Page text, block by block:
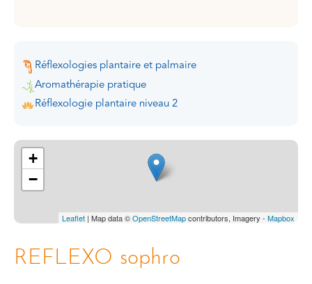
Réflexologies plantaire et palmaire
Aromathérapie pratique
Réflexologie plantaire niveau 2
+
−
Leaflet | Map data ©OpenStreetMapcontributors, Imagery - Mapbox
REFLEXO sophro